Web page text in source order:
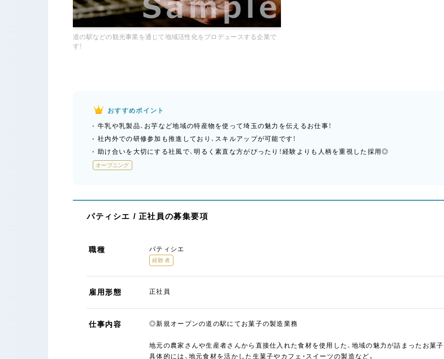
道の駅などの観光事業を通じて地域活性化をプロデュースする企業で
す！
おすすめポイント
牛乳や乳製品、お芋など地域の特産物を使って埼玉の魅力を伝えるお仕事！
社内外での研修参加も推進しており、スキルアップが可能です！
助け合いを大切にする社風で、明るく素直な方がぴったり！経験よりも人柄を重視した採用◎
オープニング
パティシエ / 正社員の募集要項
職種 パティシエ
経験者
雇用形態 正社員
仕事内容 ◎新規オープンの道の駅にてお菓子の製造業務
地元の農家さんや生産者さんから直接仕入れた食材を使用した、地域の魅力が詰まったお菓子
具体的には、地元食材を活かした生菓子やカフェ・スイーツの製造など。